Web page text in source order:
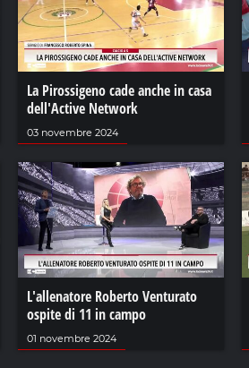
La Pirossigeno cade anche in casa
dell'Active Network
03 novembre 2024
L'allenatore Roberto Venturato
ospite di 11 in campo
01 novembre 2024